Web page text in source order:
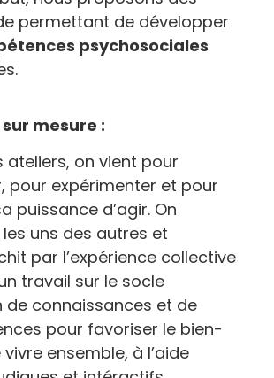
permettant de développer
psychosociales
mesure :
ateliers, on vient pour
pour expérimenter et pour
puissance d’agir. On
uns des autres et
par l’expérience collective
travail sur le socle
de connaissances et de
pour favoriser le bien-
ensemble, à l’aide